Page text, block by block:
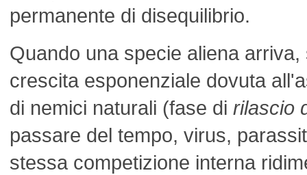
permanente di disequilibrio.
Quando una specie aliena arriva,
crescita esponenziale dovuta
di nemici naturali (fase di rilascio
passare del tempo, virus,
stessa competizione interna